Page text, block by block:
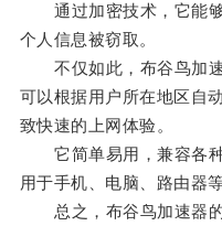
通过加密技术，它能够
个人信息被窃取。
不仅如此，布谷鸟加速
可以根据用户所在地区自
致快速的上网体验。
它简单易用，兼容各种
用于手机、电脑、路由器
总之，布谷鸟加速器的